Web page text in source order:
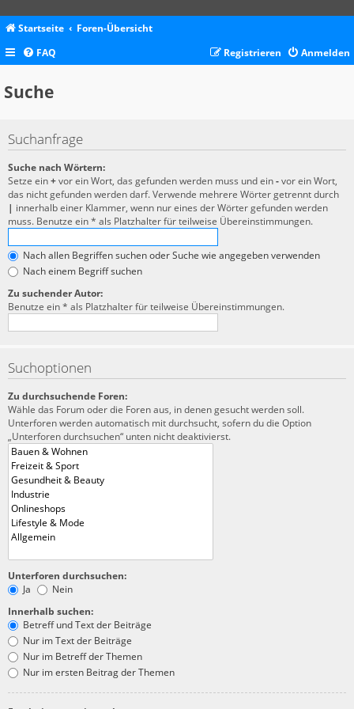
Startseite
Foren-Übersicht
FAQ
Anmelden
Registrieren
Suche
Suchanfrage
Suche nach Wörtern:
Setze ein+vor ein Wort, das gefunden werden muss und ein-vor ein Wort,
das nicht gefunden werden darf. Verwende mehrere Wörter getrennt durch
| innerhalb einer Klammer, wenn nur eines der Wörter gefunden werden
muss. Benutze ein * als Platzhalter für teilweise Übereinstimmungen.
Nach allen Begriffen suchen oder Suche wie angegeben verwenden
Nach einem Begriff suchen
Zu suchender Autor:
Benutze ein * als Platzhalter für teilweise Übereinstimmungen.
Suchoptionen
Zu durchsuchende Foren:
Wähle das Forum oder die Foren aus, in denen gesucht werden soll.
Unterforen werden automatisch mit durchsucht, sofern du die Option
„Unterforen durchsuchen“ unten nicht deaktivierst.
Unterforen durchsuchen:
Ja
Nein
Innerhalb suchen:
Betreff und Text der Beiträge
Nur im Text der Beiträge
Nur im Betreff der Themen
Nur im ersten Beitrag der Themen